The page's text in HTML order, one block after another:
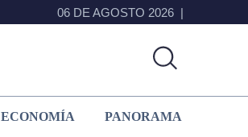
06 DE AGOSTO 2026
ECONOMÍA PANORAMA